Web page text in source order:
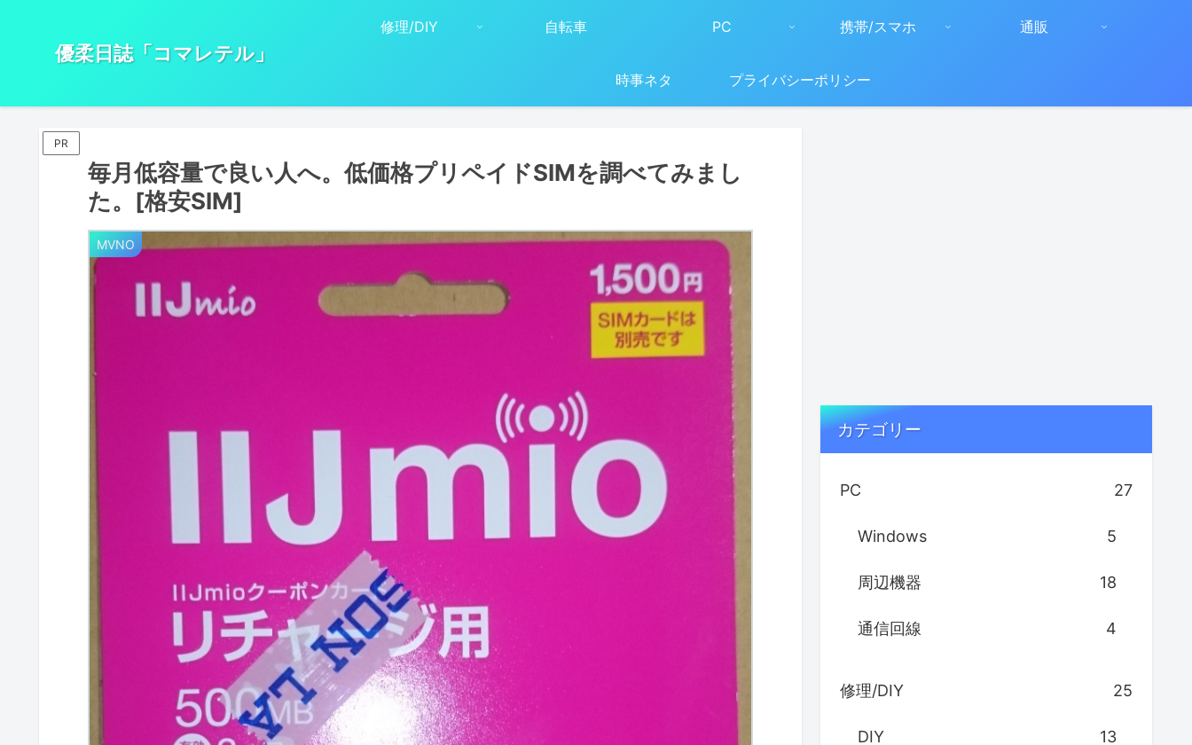
優柔日誌「コマレテル」
修理/DIY 自転車 PC 携帯/スマホ 通販
時事ネタ プライバシーポリシー
PR
毎月低容量で良い人へ。低価格プリペイドSIMを調べてみまし
た。[格安SIM]
MVNO
カテゴリー
PC 27
Windows 5
周辺機器 18
通信回線 4
修理/DIY 25
DIY 13